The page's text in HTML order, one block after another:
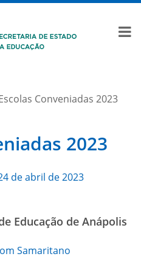
Conveniadas 2023
2023
de abril de 2023
Educação de Anápolis
Samaritano